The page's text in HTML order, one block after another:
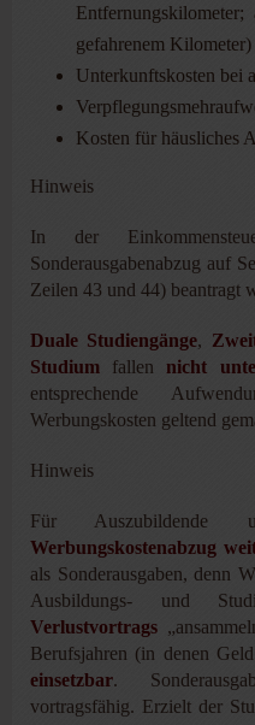
gefahrenem Kilometer)
Unterkunftskosten bei
Kosten für häusliches
Hinweis
In der
Sonderausgabenabzug auf
Zeilen 43 und 44) beantragt
Duale Studiengänge,
Studium fallen nicht
entsprechende
Werbungskosten geltend
Hinweis
Für
Werbungskostenabzug
als Sonderausgaben, denn
Ausbildungs- und
Verlustvortrags
Berufsjahren (in denen
einsetzbar.
vortragsfähig. Erzielt der